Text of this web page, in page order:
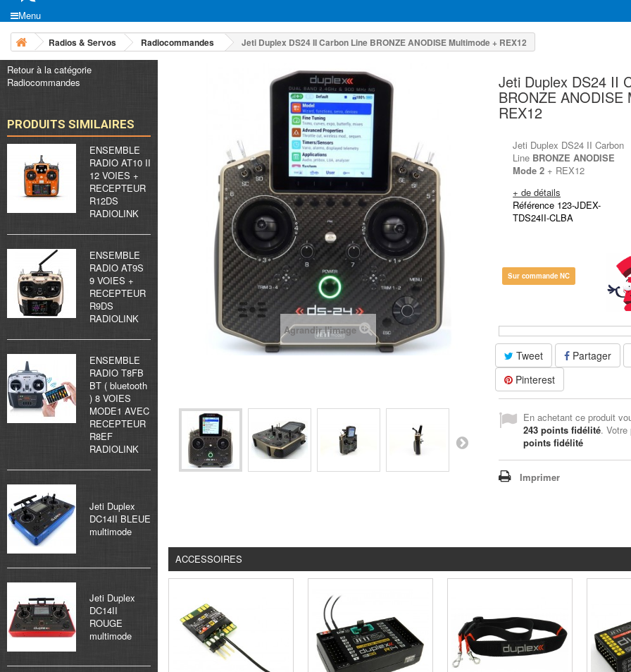
Menu
Radios & Servos Radiocommandes Jeti Duplex DS24 II Carbon Line BRONZE ANODISE Multimode + REX12
Retour à la catégorie
Radiocommandes
PRODUITS SIMILAIRES
ENSEMBLE
RADIO AT10 II
12 VOIES +
RECEPTEUR
R12DS
RADIOLINK
ENSEMBLE
RADIO AT9S
9 VOIES +
RECEPTEUR
R9DS
RADIOLINK
ENSEMBLE
RADIO T8FB
BT ( bluetooth
) 8 VOIES
MODE1 AVEC
RECEPTEUR
R8EF
RADIOLINK
Jeti Duplex
DC14II BLEUE
multimode
Jeti Duplex
DC14II
ROUGE
multimode
Agrandir l'image
Jeti Duplex DS24 II
BRONZE ANODISE
REX12
Jeti Duplex DS24 II Carbon
Line BRONZE ANODISE
Mode 2 + REX12
+ de détails
Référence 123-JDEX-
TDS24II-CLBA
Sur commande NC
Tweet
Partager
Pinterest
En achetant ce produit
243 points fidélité.
points fidélité
Imprimer
ACCESSOIRES